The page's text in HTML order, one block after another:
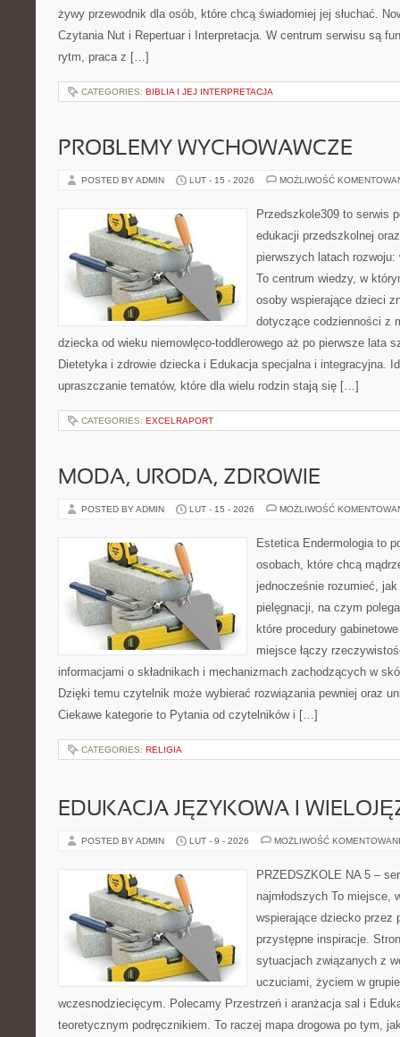
żywy przewodnik dla osób, które chcą świadomiej jej słuchać.
Czytania Nut i Repertuar i Interpretacja. W centrum serwisu są
rytm, praca z […]
CATEGORIES: BIBLIA I JEJ INTERPRETACJA
PROBLEMY WYCHOWAWCZE
POSTED BY ADMIN LUT - 15 - 2026 MOŻLIWOŚĆ
Przedszkole309 to serwis
edukacji przedszkolnej
pierwszych latach
To centrum wiedzy, w
osoby wspierające dzieci
dotyczące codzienności z
dziecka od wieku niemowlęco-toddlerowego aż po pierwsze lata
Dietetyka i zdrowie dziecka i Edukacja specjalna i integracyjna.
upraszczanie tematów, które dla wielu rodzin stają się […]
CATEGORIES: EXCELRAPORT
MODA, URODA, ZDROWIE
POSTED BY ADMIN LUT - 15 - 2026 MOŻLIWOŚĆ
Estetica Endermologia to
osobach, które chcą
jednocześnie rozumieć, jak
pielęgnacji, na czym
które procedury
miejsce łączy
informacjami o składnikach i mechanizmach zachodzących w
Dzięki temu czytelnik może wybierać rozwiązania pewniej oraz
Ciekawe kategorie to Pytania od czytelników i […]
CATEGORIES: RELIGIA
EDUKACJA JĘZYKOWA I
POSTED BY ADMIN LUT - 9 - 2026 MOŻLIWOŚĆ
PRZEDSZKOLE NA 5 –
najmłodszych To miejsce,
wspierające dziecko przez
przystępne inspiracje.
sytuacjach związanych z
uczuciami, życiem w
wczesnodziecięcym. Polecamy Przestrzeń i aranżacja sal i
teoretycznym podręcznikiem. To raczej mapa drogowa po tym,